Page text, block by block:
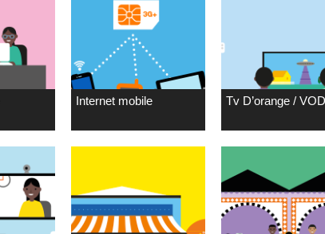
Internet mobile Tv D’orange / VOD